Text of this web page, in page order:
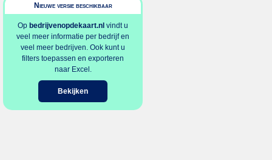
Nieuwe versie beschikbaar
Op bedrijvenopdekaart.nl vindt u
veel meer informatie per bedrijf en
veel meer bedrijven. Ook kunt u
filters toepassen en exporteren
naar Excel.
Bekijken